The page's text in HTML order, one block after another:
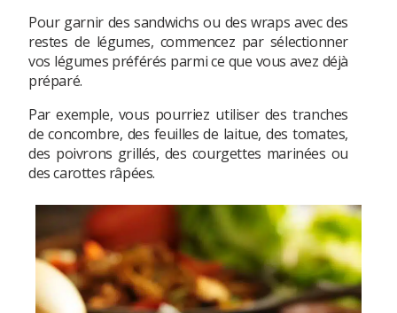
Pour garnir des sandwichs ou des wraps avec des
restes de légumes, commencez par sélectionner
vos légumes préférés parmi ce que vous avez déjà
préparé.
Par exemple, vous pourriez utiliser des tranches
de concombre, des feuilles de laitue, des tomates,
des poivrons grillés, des courgettes marinées ou
des carottes râpées.